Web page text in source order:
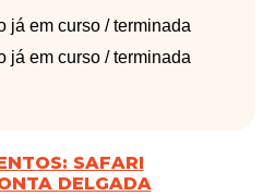
já em curso / terminada
já em curso / terminada
SAFARI
DELGADA